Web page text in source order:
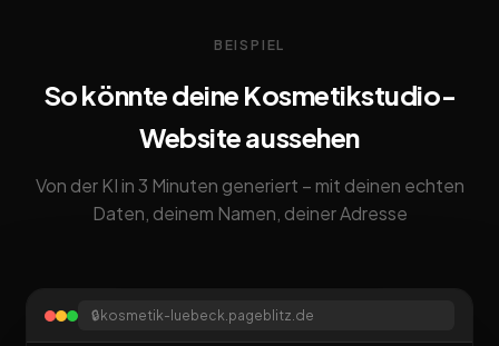
BEISPIEL
So könnte deine Kosmetikstudio-
Website aussehen
Von der KI in 3 Minuten generiert – mit deinen echten
Daten, deinem Namen, deiner Adresse
🔒 kosmetik-luebeck.pageblitz.de